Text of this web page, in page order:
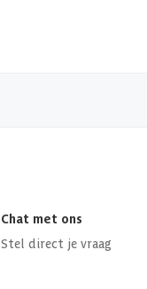
Chat met ons
Stel direct je vraag